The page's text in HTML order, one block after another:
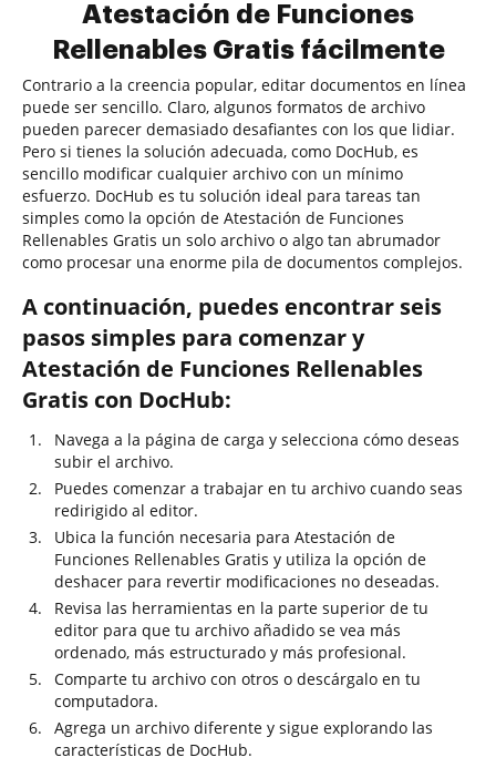
Atestación de Funciones
Rellenables Gratis fácilmente
Contrario a la creencia popular, editar documentos en línea
puede ser sencillo. Claro, algunos formatos de archivo
pueden parecer demasiado desafiantes con los que lidiar.
Pero si tienes la solución adecuada, como DocHub, es
sencillo modificar cualquier archivo con un mínimo
esfuerzo. DocHub es tu solución ideal para tareas tan
simples como la opción de Atestación de Funciones
Rellenables Gratis un solo archivo o algo tan abrumador
como procesar una enorme pila de documentos complejos.
A continuación, puedes encontrar seis
pasos simples para comenzar y
Atestación de Funciones Rellenables
Gratis con DocHub:
Navega a la página de carga y selecciona cómo deseas
subir el archivo.
Puedes comenzar a trabajar en tu archivo cuando seas
redirigido al editor.
Ubica la función necesaria para Atestación de
Funciones Rellenables Gratis y utiliza la opción de
deshacer para revertir modificaciones no deseadas.
Revisa las herramientas en la parte superior de tu
editor para que tu archivo añadido se vea más
ordenado, más estructurado y más profesional.
Comparte tu archivo con otros o descárgalo en tu
computadora.
Agrega un archivo diferente y sigue explorando las
características de DocHub.